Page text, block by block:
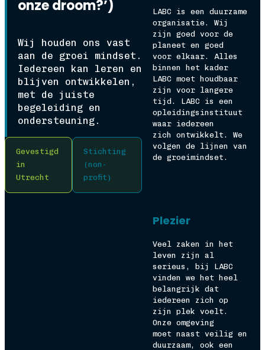
onze droom?’)
Wij houden ons vast
aan de groei mindset.
Iedereen kan leren en
blijven ontwikkelen,
met de juiste
begeleiding en
ondersteuning.
Gevestigd
in
Utrecht
Stichting
(non-
profit)
LABC is een duurzame
organisatie. Wij
zijn goed voor de
planeet en goed
voor elkaar. Alles
binnen het kader
LABC moet houdbaar
zijn voor langere
tijd. LABC is een
opleidingsinstituut
waar iedereen
zich ontwikkelt. We
volgen de lijnen van
de groeimindset.
Plezier
Veel zaken in het
leven zijn al
serieus, bij LABC
vinden we het heel
belangrijk dat
iedereen zich op
zijn plek voelt.
Onze omgeving
moet naast veilig en
duurzaam, ook een